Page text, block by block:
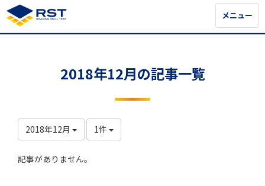
メニュー
メニュー
2018年12月の記事一覧
2018年12月 1件
記事がありません。